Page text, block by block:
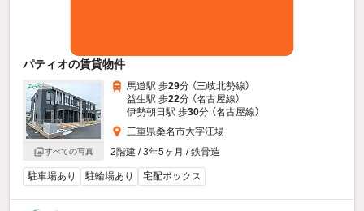
パティオの賃貸物件
すべての写真
馬道駅 歩29分 （三岐北勢線）
益生駅 歩22分 （名古屋線）
伊勢朝日駅 歩30分 （名古屋線）
三重県桑名市大字江場
2階建 / 3年5ヶ月 / 鉄骨造
駐車場あり 駐輪場あり 宅配ボックス